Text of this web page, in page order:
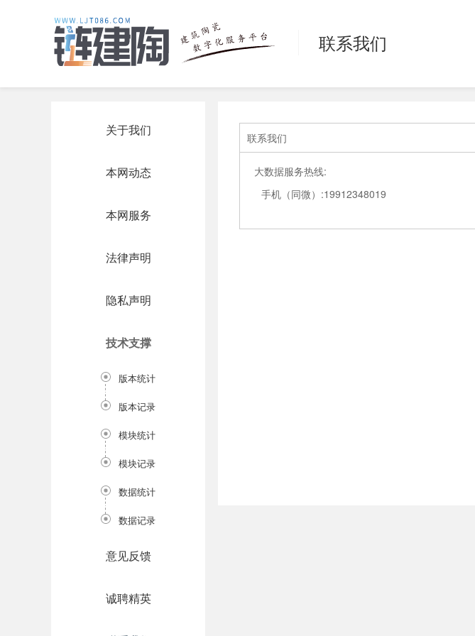
联系我们
关于我们
本网动态
本网服务
法律声明
隐私声明
技术支撑
版本统计
版本记录
模块统计
模块记录
数据统计
数据记录
意见反馈
诚聘精英
联系我们
大数据服务热线:
手机（同微）:19912348019